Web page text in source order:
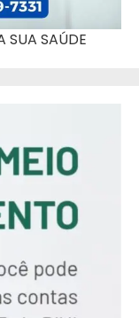
SUA SAÚDE